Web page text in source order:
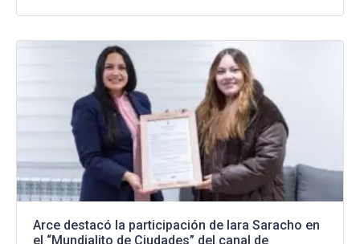
Arce destacó la participación de Iara Saracho en
el “Mundialito de Ciudades” del canal de